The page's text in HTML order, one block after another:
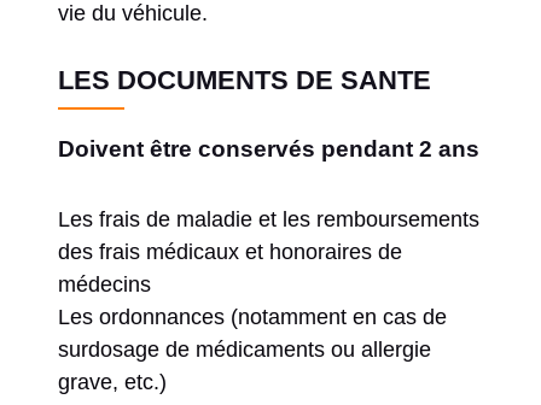
vie du véhicule.
LES DOCUMENTS DE SANTE
Doivent être conservés pendant 2 ans
Les frais de maladie et les remboursements
des frais médicaux et honoraires de
médecins
Les ordonnances (notamment en cas de
surdosage de médicaments ou allergie
grave, etc.)